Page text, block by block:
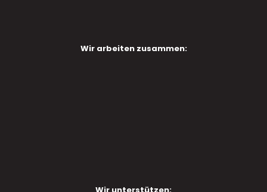
Wir arbeiten zusammen: